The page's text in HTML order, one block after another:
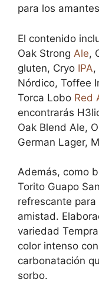
para los
El contenido
Oak Strong Ale,
gluten, Cryo IPA,
Nórdico, Toffee
Torca Lobo Red
encontrarás
Oak Blend Ale,
German Lager,
Además, como
Torito Guapo
refrescante
amistad.
variedad
color intenso
carbonatación
sorbo.